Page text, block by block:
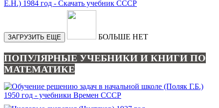
ЗАГРУЗИТЬ ЕЩЕ БОЛЬШЕ НЕТ
ПОПУЛЯРНЫЕ УЧЕБНИКИ И КНИГИ ПО
МАТЕМАТИКЕ